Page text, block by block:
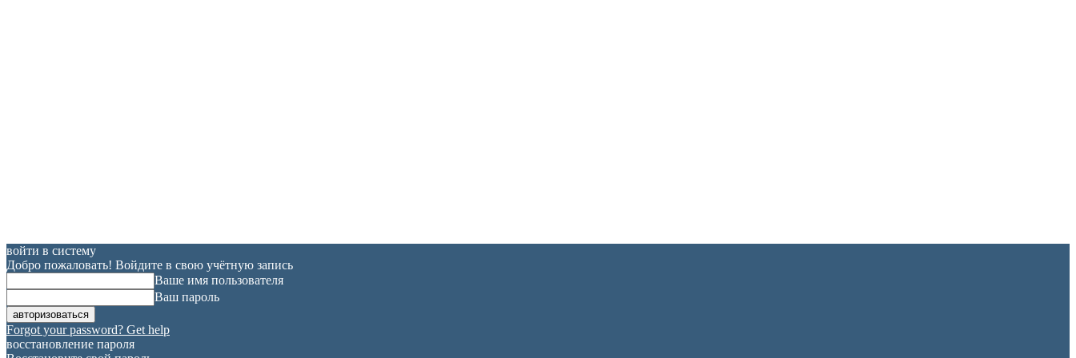
войти в систему
Добро пожаловать! Войдите в свою учётную запись
Ваше имя пользователя
Ваш пароль
Forgot your password? Get help
восстановление пароля